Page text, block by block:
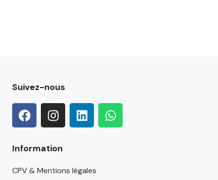
Suivez-nous
Information
CPV & Mentions légales